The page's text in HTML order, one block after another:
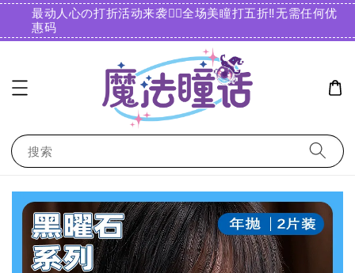
最动人心の打折活动来袭❤️‍🔥全场美瞳打五折‼️无需任何优
惠码️
搜索